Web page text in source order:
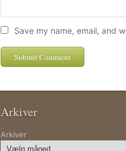
Save my name, email, and
Arkiver
Arkiver